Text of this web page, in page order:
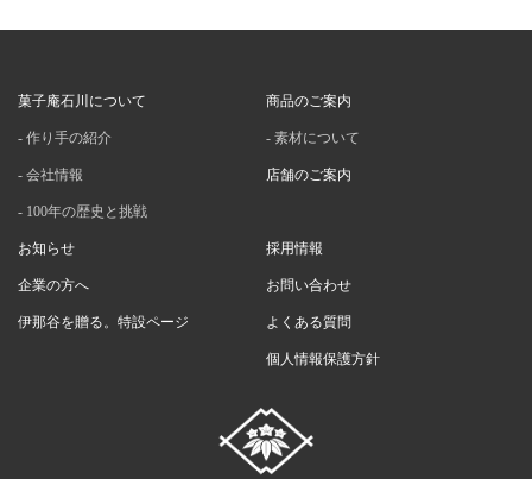
菓子庵石川について
作り手の紹介
会社情報
100年の歴史と挑戦
商品のご案内
素材について
店舗のご案内
お知らせ
企業の方へ
伊那谷を贈る。特設ページ
採用情報
お問い合わせ
よくある質問
個人情報保護方針